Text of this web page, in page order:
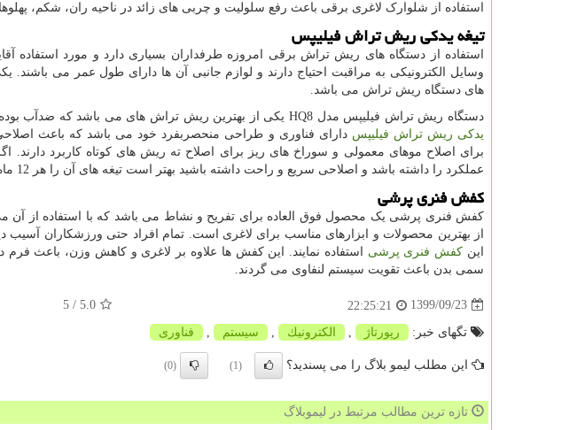
استفاده از شلوارک لاغری برقی باعث رفع سلولیت و چربی های زائد در ناحیه ران، شکم،
تیغه یدکی ریش تراش فیلیپس
استفاده از دستگاه های ریش تراش برقی امروزه طرفداران بسیاری دارد و مورد استفاده
وسایل الکترونیکی به مراقبت احتیاج دارند و لوازم جانبی آن ها دارای طول عمر می باشند.
های دستگاه ریش تراش می باشد.
دستگاه ریش تراش فیلیپس مدل HQ8یکی از بهترین ریش تراش های می باشد که ضدآب
یدکی ریش تراش فیلیپس دارای فناوری و طراحی منحصربفرد خود می باشد که باعث
برای اصلاح موهای معمولی و سوراخ های ریز برای اصلاح ته ریش های کوتاه کاربرد
عملکرد را داشته باشد و اصلاحی سریع و راحت داشته باشید بهتر است تیغه های آن را هر 12 ماه یکبار عوض کنید.
کفش فنری پرشی
کفش فنری پرشی یک محصول فوق العاده برای تفریح و نشاط می باشد که با استفاده از آن می
از بهترین محصولات و ابزارهای مناسب برای لاغری است. تمام افراد حتی ورزشکاران آسیب
این کفش فنری پرشی استفاده نمایند. این کفش ها علاوه بر لاغری و کاهش وزن، باعث
سمی بدن باعث تقویت سیستم لنفاوی می گردند.
1399/09/23
22:25:21
5.0
/ 5
تگهای خبر: رپورتاژ الكترونیك سیستم فناوری
این مطلب لیمو بلاگ را می پسندید؟ (1)
(0)
تازه ترین مطالب مرتبط در لیموبلاگ